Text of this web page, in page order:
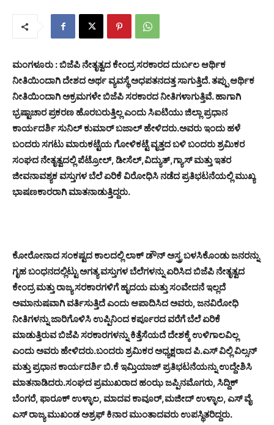
ಮಂಗಳೂರು : ಬಿಜೆಪಿ ನೇತೃತ್ವದ ಕೇಂದ್ರ ಸರಕಾರದ ದುರ್ಬಲ ಆರ್ಥಿಕ
ನೀತಿಯಿಂದಾಗಿ ದೇಶದ ಅರ್ಥ ವ್ಯವಸ್ಥೆ ಅಧಪತನದತ್ತ ಸಾಗುತ್ತಿದೆ. ತಪ್ಪು ಆರ್ಥಿಕ
ನೀತಿಯಿಂದಾಗಿ ಅಕ್ರಮಗಳೇ ಬಿಜೆಪಿ ಸರಕಾರದ ನೀತಿಗಳಾಗುತ್ತಿವೆ. ಹಾಗಾಗಿ
ಭ್ರಷ್ಟಾಚಾರ ಪ್ರಕರಣ ಹೊರಬರುತ್ತಿಲ್ಲ ಎಂದು ಸಿಐಟಿಯು ಜಿಲ್ಲಾ ಪ್ರಧಾನ
ಕಾರ್ಯದರ್ಶಿ ಸುನಿಲ್ ಕುಮಾರ್ ಬಜಾಲ್ ಹೇಳಿದರು.ಅವರು ಇಂದು ಹಳೆ
ಬಂದರು ಸಗಟು ಮಾರುಕಟ್ಟೆಯ ಗೋಳಿಕಟ್ಟೆ ವೃತ್ತದ ಬಳಿ ಬಂದರು ಶ್ರಮಿಕರ
ಸಂಘದ ನೇತೃತ್ವದಲ್ಲಿ ಪೆಟ್ರೋಲ್, ಡೀಸೆಲ್,ವಿದ್ಯುತ್,ಗ್ಯಾಸ್ ಮತ್ತು ಇತರ
ಜೀವನಾವಶ್ಯಕ ವಸ್ತುಗಳ ಬೆಲೆ ಏರಿಕೆ ವಿರೋಧಿಸಿ ನಡೆದ ಪ್ರತಿಭಟನೆಯಲ್ಲಿ ಮುಖ್ಯ
ಭಾಷಣಕಾರರಾಗಿ ಮಾತನಾಡುತ್ತಿದ್ದರು.
ಕೋರೋನಾದ ಸಂಕಷ್ಟದ ಕಾಲದಲ್ಲಿ ಲಾಕ್ ಡೌನ್ ಅಸ್ತ್ರ ಬಳಸಿಕೊಂಡು ಜನರನ್ನು
ಗೃಹ ಬಂಧನದಲ್ಲಿಟ್ಟು ಅಗತ್ಯ ವಸ್ತುಗಳ ಬೆಲೆಗಳನ್ನು ಏರಿಸಿದ ಬಿಜೆಪಿ ನೇತೃತ್ವದ
ಕೇಂದ್ರ ಮತ್ತು ರಾಜ್ಯ ಸರಕಾರಗಳಿಗೆ ಹೃದಯ ಮತ್ತು ಸಂವೇದನೆ ಇಲ್ಲದೆ
ಅಮಾನುಷವಾಗಿ ವರ್ತಿಸುತ್ತಿದೆ ಎಂದು ಆಪಾದಿಸಿದ ಅವರು, ಜನವಿರೋಧಿ
ನೀತಿಗಳನ್ನು ಜಾರಿಗೊಳಿಸಿ ಉಪ್ಪಿನಿಂದ ಕರ್ಪೂರದ ವರೆಗೆ ಬೆಲೆ ಏರಿಕೆ
ಮಾಡುತ್ತಿರುವ ಬಿಜೆಪಿ ಸರಕಾರಗಳನ್ನು ಕಿತ್ತೆಸೆಯದೆ ದೇಶಕ್ಕೆ ಉಳಿಗಾಲವಿಲ್ಲ
ಎಂದು ಅವರು ಹೇಳಿದರು.ಬಂದರು ಶ್ರಮಿಕರ ಅಧ್ಯಕ್ಷರಾದ ಪಿ.ಎಸ್ ವಿಲ್ಲಿ ವಿಲ್ಸನ್
ಮತ್ತು ಪ್ರಧಾನ ಕಾರ್ಯದರ್ಶಿ ಬಿ.ಕೆ ಇಮ್ತಿಯಾಜ್ ಪ್ರತಿಭಟನೆಯನ್ನು ಉದ್ದೇಶಿಸಿ
ಮಾತನಾಡಿದರು.ಸಂಘದ ಪ್ರಮುಖರಾದ ಹಂಝ ಜಪ್ಪಿನಮೊಗರು, ಸಿದ್ದಿಕ್
ಬೆಂಗರೆ, ಫಾರೂಕ್ ಉಳ್ಳಾಲ, ಮಾದವ ಕಾವೂರ್,ಮಜೀದ್ ಉಳ್ಳಾಲ, ಎಸ್ ವೈ
ಎಸ್ ರಾಜ್ಯ ಮುಖಂಡ ಅಶ್ರಫ್ ಕಿನಾರ ಮುಂತಾದವರು ಉಪಸ್ಥಿತರಿದ್ದರು.